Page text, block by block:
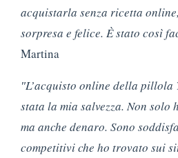
acquistarla senza ricetta
sorpresa e felice. È stato così
Martina
″L’acquisto online della pillola
stata la mia salvezza. Non solo
ma anche denaro. Sono
competitivi che ho trovato sui